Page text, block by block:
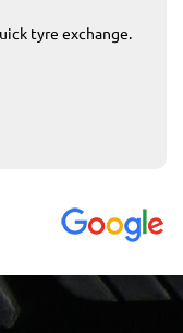
tyre exchange.